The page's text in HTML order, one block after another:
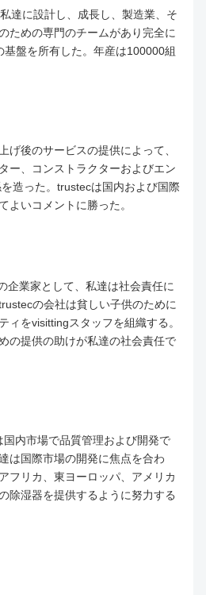
達に設計し、成長し、製造業、そ
ための専門のチームがあり完全に
盤を所有した。年産は100000組
げ後のサービスの提供によって、
ー、コンストラクターおよびエン
造った。trustecは国内および国際
よいコメントに勝った。
企業家として、私達は社会責任に
の会社は貧しい子供のために
ィをvisittingスタッフを組織する。
の提供の助けが私達の社会責任で
内市場で品質管理および開発で
は国際市場の開発に焦点を合わ
フリカ、東ヨーロッパ、アメリカ
除湿器を提供するように努力する